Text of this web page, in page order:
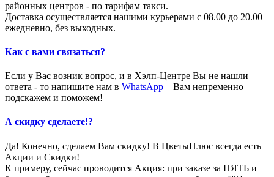
районных центров - по тарифам такси.
Доставка осуществляется нашими курьерами с 08.00 до 20.00
ежедневно, без выходных.
Как с вами связаться?
Если у Вас возник вопрос, и в Хэлп-Центре Вы не нашли
ответа - то напишите нам в WhatsApp – Вам непременно
подскажем и поможем!
А скидку сделаете!?
Да! Конечно, сделаем Вам скидку! В ЦветыПлюс всегда есть
Акции и Скидки!
К примеру, сейчас проводится Акция: при заказе за ПЯТЬ и